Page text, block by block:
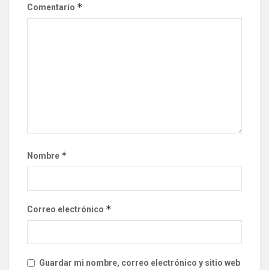
Comentario *
Nombre *
Correo electrónico *
Guardar mi nombre, correo electrónico y sitio web